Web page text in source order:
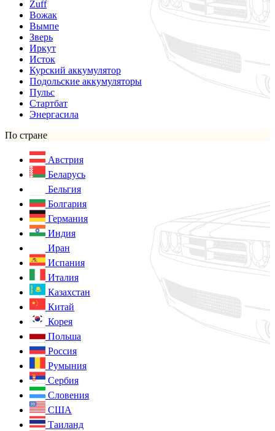
Zuff
Вожак
Вымпе
Зверь
Иркут
Исток
Курский аккумулятор
Подольские аккумуляторы
Пульс
Стартбат
Энергасила
По стране
Австрия
Беларусь
Бельгия
Болгария
Германия
Индия
Иран
Испания
Италия
Казахстан
Китай
Корея
Польша
Россия
Румыния
Сербия
Словения
США
Таиланд